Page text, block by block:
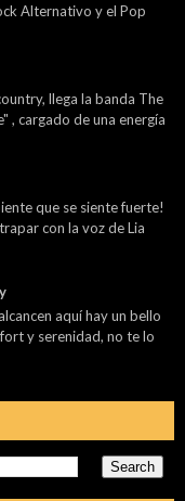
Alternativo y el Pop
llega la banda The
, cargado de una energía
que se siente fuerte!
con la voz de Lia
aquí hay un bello
y serenidad, no te lo